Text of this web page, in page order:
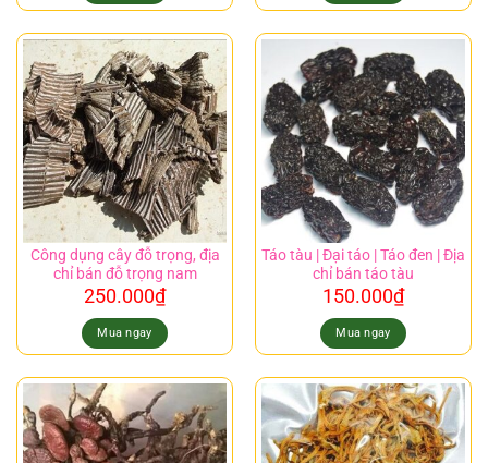
Công dụng cây đỗ trọng, địa
chỉ bán đỗ trọng nam
250.000₫
Mua ngay
Táo tàu | Đại táo | Táo đen | Địa
chỉ bán táo tàu
150.000₫
Mua ngay